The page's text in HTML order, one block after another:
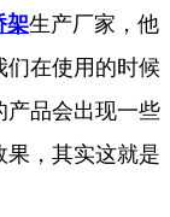
架生产厂家，他
们在使用的时候
产品会出现一些
果，其实这就是